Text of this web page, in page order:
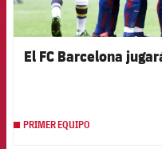
El FC Barcelona
PRIMER EQUIPO